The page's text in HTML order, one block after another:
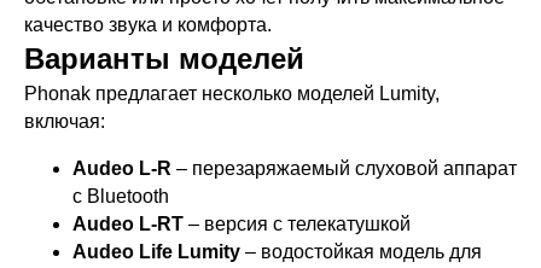
качество звука и комфорта.
Варианты моделей
Phonak предлагает несколько моделей Lumity,
включая:
Audeo L-R – перезаряжаемый слуховой аппарат
с Bluetooth
Audeo L-RT – версия с телекатушкой
Audeo Life Lumity – водостойкая модель для